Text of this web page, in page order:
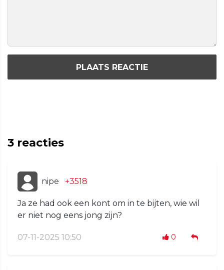
PLAATS REACTIE
3 reacties
nipe +3518
Ja ze had ook een kont om in te bijten, wie wil
er niet nog eens jong zijn?
07-11-2025 10:50 0